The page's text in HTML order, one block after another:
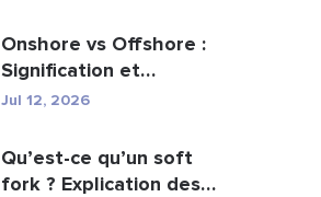
Onshore vs Offshore :
Signification et
principales différences
Jul 12, 2026
Qu’est-ce qu’un soft
fork ? Explication des